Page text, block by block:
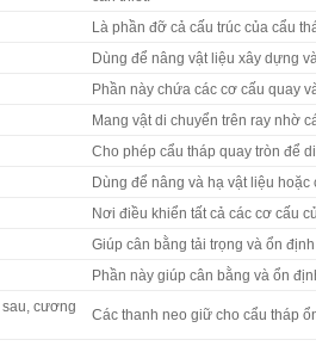
Là phần đỡ cả cấu trúc của cẩu
Dùng để nâng vật liệu xây dựng
Phần này chứa các cơ cấu quay
Mang vật di chuyển trên ray nhờ
Cho phép cẩu tháp quay tròn để
Dùng để nâng và hạ vật liệu hoặc
Nơi điều khiển tất cả các cơ cấu
Giúp cân bằng tải trọng và ổn
Phần này giúp cân bằng và ổn
cương
Các thanh neo giữ cho cẩu tháp